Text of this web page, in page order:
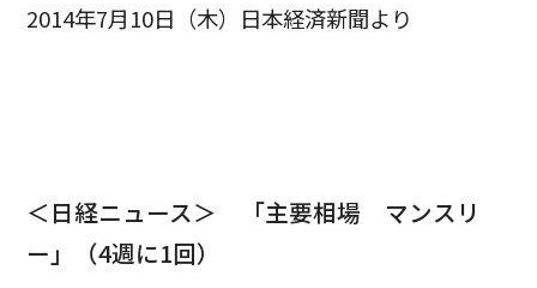
2014年7月10日（木）日本経済新聞より
＜日経ニュース＞ 「主要相場 マンスリ
ー」（4週に1回）